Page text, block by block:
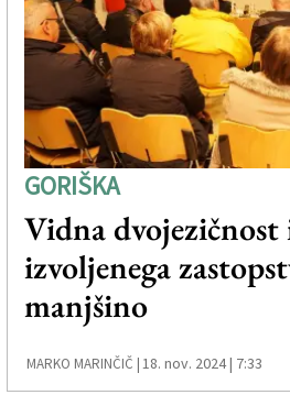
GORIŠKA
Vidna dvojezičnost
izvoljenega
manjšino
MARKO MARINČIČ |18. nov. 2024 | 7:33